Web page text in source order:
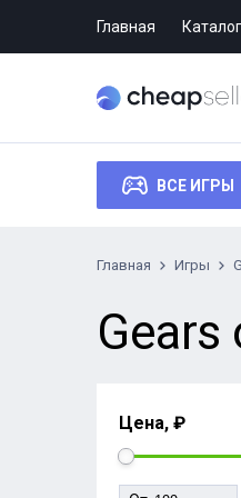
Главная Каталог
ВСЕ ИГРЫ
Главная Игры
Цена, ₽